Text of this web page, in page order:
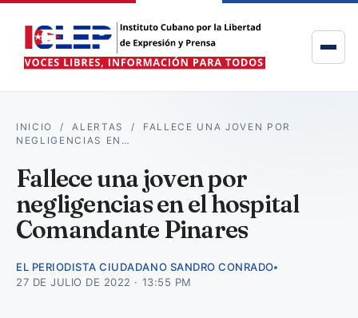
INICIO /ALERTAS / FALLECE UNA JOVEN POR
NEGLIGENCIAS EN…
Fallece una joven por
negligencias en el hospital
Comandante Pinares
EL PERIODISTA CIUDADANO SANDRO CONRADO
27 DE JULIO DE 2022 · 13:55 PM